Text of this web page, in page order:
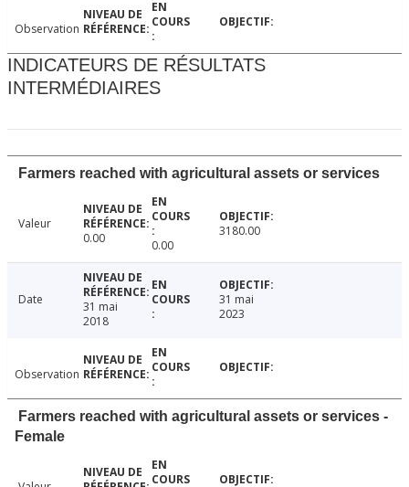
Observation
INDICATEURS DE RÉSULTATS
INTERMÉDIAIRES
Farmers reached with agricultural assets or services
Valeur
0.00
0.00
3180.00
Date
31 mai
2018
31 mai
2023
Observation
Farmers reached with agricultural assets or services -
Female